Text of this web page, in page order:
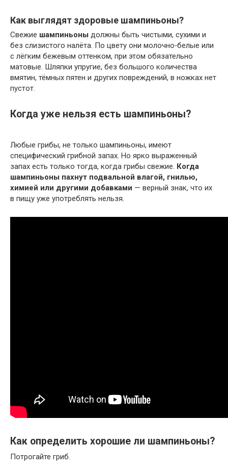
Как выглядят здоровые шампиньоны?
Свежие шампиньоны должны быть чистыми, сухими и
без слизистого налёта. По цвету они молочно‑белые или
с лёгким бежевым оттенком, при этом обязательно
матовые. Шляпки упругие, без большого количества
вмятин, тёмных пятен и других повреждений, в ножках нет
пустот.
Когда уже нельзя есть шампиньоны?
Любые грибы, не только шампиньоны, имеют
специфический грибной запах. Но ярко выраженный
запах есть только тогда, когда грибы свежие. Когда
шампиньоны пахнут подвальной влагой, гнилью,
химией или другими добавками — верный знак, что их
в пищу уже употреблять нельзя.
Как определить хорошие ли шампиньоны?
Потрогайте гриб.